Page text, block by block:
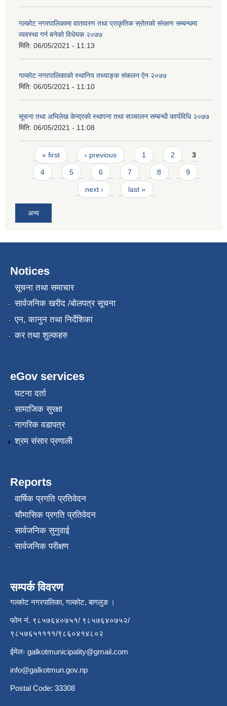
गल्कोट नगरपालिकामा वातावरण तथा प्राकृतिक स्रोतको संरक्षण सम्बन्धमा
व्यवस्था गर्न बनेको विधेयक २०७७
मिति: 06/05/2021 - 11:13
गल्कोट नगरपालिकाको स्थानिय तथ्याङ्क संकलन ऐन २०७७
मिति: 06/05/2021 - 11:10
सूचना तथा अभिलेख केन्द्रको स्थापना तथा सञ्चालन सम्बन्धी कार्यविधि २०७७
मिति: 06/05/2021 - 11:08
Pages
« first ‹ previous 1 2 3
4 5 6 7 8 9
next › last »
अन्य
Notices
सूचना तथा समाचार
सार्वजनिक खरीद /बोलपत्र सूचना
एन, कानुन तथा निर्देशिका
कर तथा शुल्कहरु
eGov services
घटना दर्ता
सामाजिक सुरक्षा
नागरिक वडापत्र
श्रम संसार प्रणाली
Reports
वार्षिक प्रगति प्रतिवेदन
चौमासिक प्रगति प्रतिवेदन
सार्वजनिक सुनुवाई
सार्वजनिक परीक्षण
सम्पर्क विवरण
गल्कोट नगरपालिका, गल्कोट, बागलुङ ।
फोन नं. ९८५७६४०७५१/ ९८५७६४०७५२/
९८५७६५११११/९८६०४१४८०२
ईमेलः galkotmunicipality@gmail.com
info@galkotmun.gov.np
Postal Code: 33308